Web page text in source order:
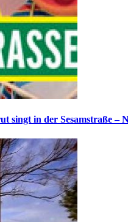
singt in der Sesamstraße –